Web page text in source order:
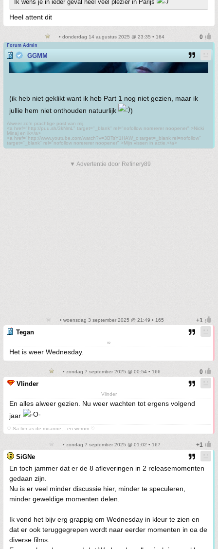
Ik wens je in ieder geval heel veel plezier in Parijs
Heel attent dit
• donderdag 14 augustus 2025 @ 23:35 • 164
Forum Admin
GGMM
(ik heb niet geklikt want ik heb Part 1 nog niet gezien, maar ik
jullie hem niet onthouden natuurlijk
)
Alweer zo'n prachtige post van mij.
<a href="http://puu.sh/3kNmL" target="_blank" rel="nofollow norererer noopener" >Nicki
Minaj en ik</a>
<a href="http://www.youtube.com/watch?v=3BTsY1HAW_c target=_blank rel=nofollow"
target="_blank" rel="nofollow norererer noopener" >Mijn vissen in actie.</a>
▼ Advertentie door Refinery89
• woensdag 3 september 2025 @ 21:49 • 165
Tegan
∞
Het is weer Wednesday.
• zondag 7 september 2025 @ 00:54 • 166
Vlinder
Vlinder
En alles alweer gezien. Nu weer wachten tot ergens volgend
jaar
♡ Sa fier as de moanne, - en werom ♡
• zondag 7 september 2025 @ 01:02 • 167
SiGNe
En toch jammer dat er de 8 afleveringen in 2 releasemomenten
gedaan zijn.
Nu is er veel minder discussie hier, minder te speculeren,
minder geweldige momenten delen.
Ik vond het bijv erg grappig om Wednesday in kleur te zien en
dat er ook teruggegrepen wordt naar eerder momenten in oa de
diverse films.